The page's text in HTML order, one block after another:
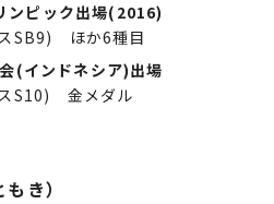
ンピック出場(2016)
SB9) ほか6種目
(インドネシア)出場
S10) 金メダル
き）